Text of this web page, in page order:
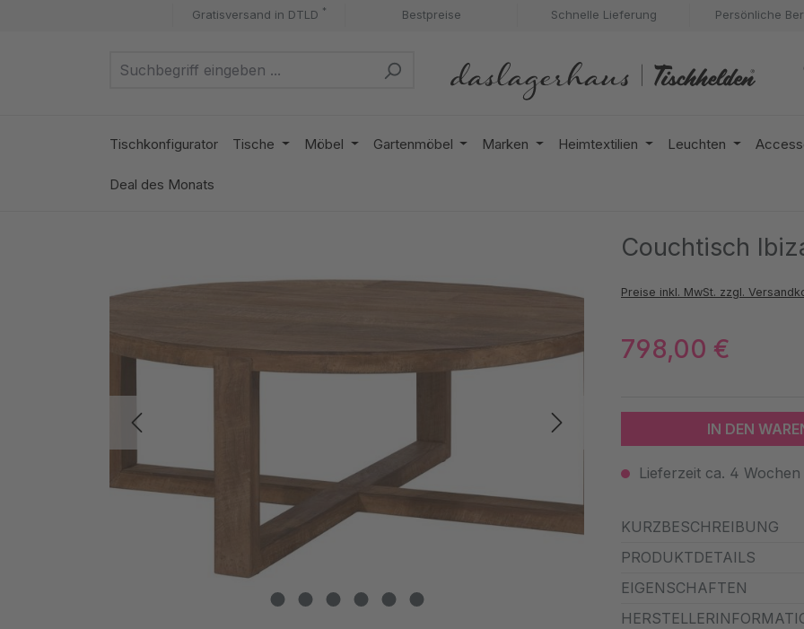
Zur Hauptnavigation springenGratisversand in DTLD * Bestpreise Schnelle Lieferung Persönliche
Tischkonfigurator Tische Möbel Gartenmöbel Marken Heimtextilien Leuchten
Deal des Monats
Couchtisch
Preise inkl. MwSt. zzgl.
798,00 €
IN DEN
Lieferzeit ca. 4 Wochen
KURZBESCHREIBUNG
PRODUKTDETAILS
EIGENSCHAFTEN